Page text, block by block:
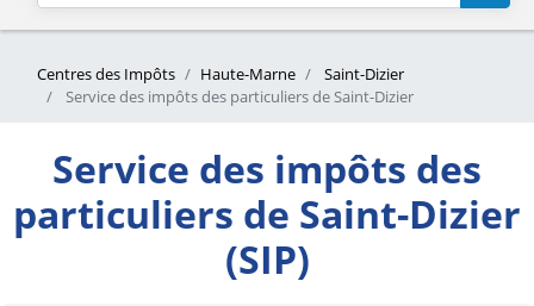
Centres des Impôts Haute-Marne
Saint-Dizier
Service des impôts des particuliers de Saint-Dizier
Service des impôts des
particuliers de Saint-Dizier
(SIP)